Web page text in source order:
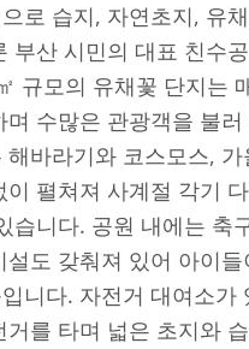
로 습지, 자연초지, 유
부산 시민의 대표 친수
규모의 유채꽃 단지는
며 수많은 관광객을 불
해바라기와 코스모스,
이 펼쳐져 사계절 각기
습니다. 공원 내에는 축
설도 갖춰져 있어 아이
니다. 자전거 대여소가
거를 타며 넓은 초지와